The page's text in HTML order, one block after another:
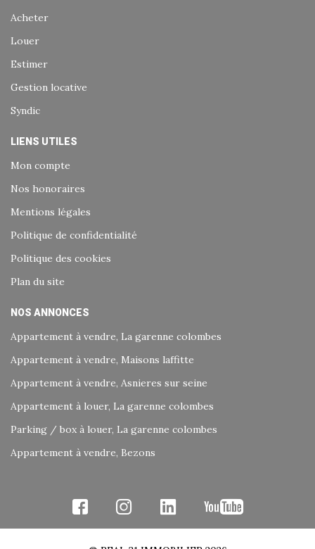
Acheter
Louer
Estimer
Gestion locative
Syndic
LIENS UTILES
Mon compte
Nos honoraires
Mentions légales
Politique de confidentialité
Politique des cookies
Plan du site
NOS ANNONCES
Appartement à vendre, La garenne colombes
Appartement à vendre, Maisons laffitte
Appartement à vendre, Asnieres sur seine
Appartement à louer, La garenne colombes
Parking / box à louer, La garenne colombes
Appartement à vendre, Bezons